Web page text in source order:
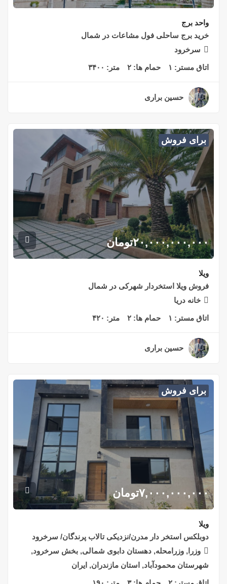
واحد برج
خرید برج ساحلی فول مشاعات در شمال
سرخرود
اتاق مستر: ۱ حمام ها: ۲ متر: ۳۴۰۰
حسین براری
برای فروش
۲۰,۰۰۰,۰۰۰,۰۰۰تومان
ویلا
فروش ویلا استخردار شهرکی در شمال
خانه دریا
اتاق مستر: ۱ حمام ها: ۲ متر: ۴۲۰
حسین براری
برای فروش
۷,۰۰۰,۰۰۰,۰۰۰تومان
ویلا
دوبلکس استخر دار مدرن/نزدیکی تالاب پرندگان/ سرخرود
وزرا, وزرامحله, دهستان دابوی شمالی, بخش سرخرود,
شهرستان محمودآباد, استان مازندران, ایران